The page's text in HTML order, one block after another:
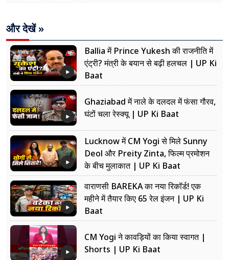
और देखें »
Ballia में Prince Yukesh की राजनीति में
एंट्री? मंत्री के बयान से बढ़ी हलचल | UP Ki
Baat
Ghaziabad में नाले के दलदल में फंसा गौरव,
घंटों चला रेस्क्यू | UP Ki Baat
Lucknow में CM Yogi से मिले Sunny
Deol और Preity Zinta, फिल्म प्रमोशन
के बीच मुलाकात | UP Ki Baat
वाराणसी BAREKA का नया रिकॉर्ड! एक
महीने में तैयार किए 65 रेल इंजन | UP Ki
Baat
CM Yogi ने कावड़ियों का किया स्वागत |
Shorts | UP Ki Baat